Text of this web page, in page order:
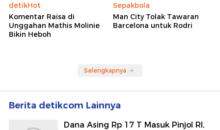
detikHot
Komentar Raisa di
Unggahan Mathis Molinie
Bikin Heboh
Sepakbola
Man City Tolak Tawaran
Barcelona untuk Rodri
Selengkapnya
Berita detikcom Lainnya
Dana Asing Rp 17 T Masuk Pinjol RI,